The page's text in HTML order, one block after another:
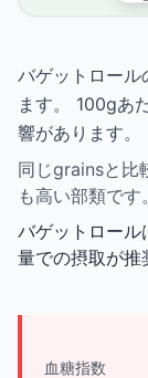
バゲットロール
ます。 100gあ
響があります。
同じgrainsと比
も高い部類です。
バゲットロール
量での摂取が推
血糖指数